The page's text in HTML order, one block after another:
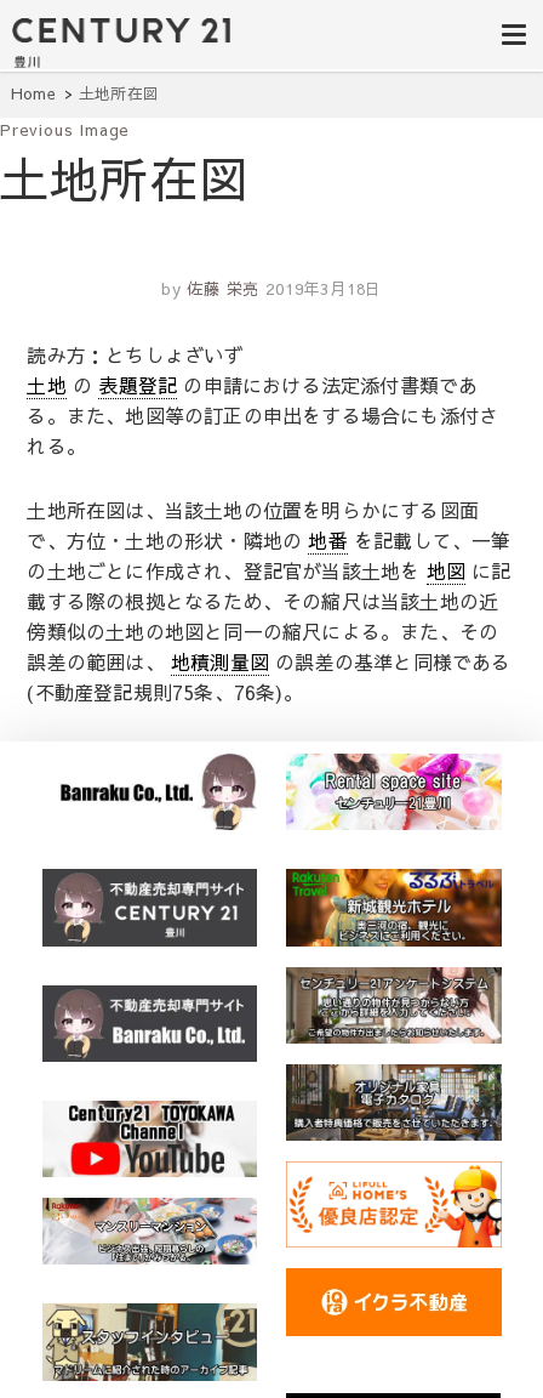
豊田市の中古
住宅・土地・
リノベ物件探
し｜センチュ
リー21豊川
建て・土地探しはセンチュリー21豊
川へ。豊田市内の最新物件情報を随
時更新中！駅近、建築条件無し、ペ
ット可、学区別など、お客様のこだ
単検索。
Home 土地所在図
Previous Image
土地所在図
by 佐藤 栄亮 2019年3月18日
読み方：とちしょざいず
土地の 表題登記 の申請における法定添付書類であ
る。また、地図等の訂正の申出をする場合にも添付さ
れる。
土地所在図は、当該土地の位置を明らかにする図面
で、方位・土地の形状・隣地の地番 を記載して、一筆
の土地ごとに作成され、登記官が当該土地を 地図 に記
載する際の根拠となるため、その縮尺は当該土地の近
傍類似の土地の地図と同一の縮尺による。また、その
誤差の範囲は、地積測量図 の誤差の基準と同様である
(不動産登記規則75条、76条)。